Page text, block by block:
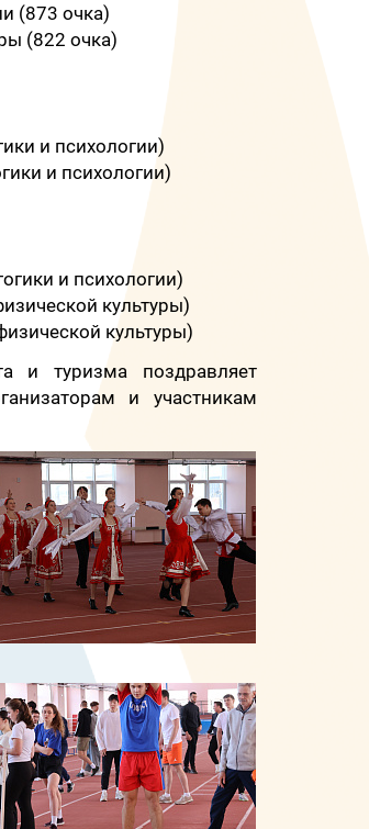
(873 очка)
(822 очка)
и психологии)
и психологии)
и психологии)
культуры)
культуры)
и туризма поздравляет
и участникам